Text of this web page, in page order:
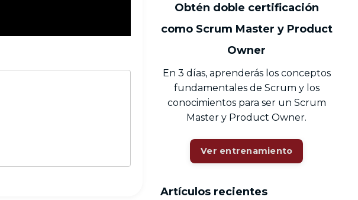
Obtén doble certificación
como Scrum Master y Product
Owner
En 3 días, aprenderás los conceptos
fundamentales de Scrum y los
conocimientos para ser un Scrum
Master y Product Owner.
Ver entrenamiento
Artículos recientes